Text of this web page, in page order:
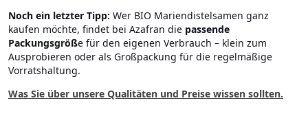
Noch ein letzter Tipp: Wer BIO Mariendistelsamen ganz
kaufen möchte, findet bei Azafran die passende
Packungsgröße für den eigenen Verbrauch – klein zum
Ausprobieren oder als Großpackung für die regelmäßige
Vorratshaltung.
Was Sie über unsere Qualitäten und Preise wissen sollten.